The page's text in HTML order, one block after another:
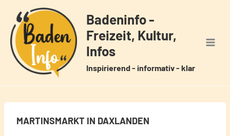
Inhalt
springen
Badeninfo -
Freizeit, Kultur,
Infos
Inspirierend - informativ - klar
MARTINSMARKT IN DAXLANDEN